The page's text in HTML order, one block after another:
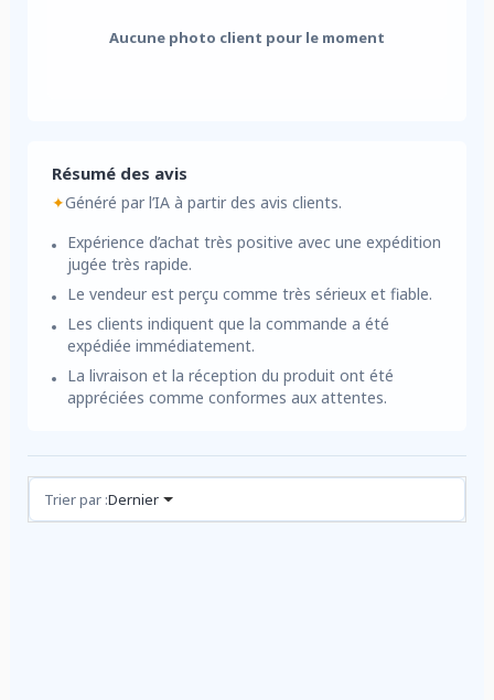
Aucune photo client pour le moment
Résumé des avis
✦Généré par l’IA à partir des avis clients.
Expérience d’achat très positive avec une expédition
jugée très rapide.
Le vendeur est perçu comme très sérieux et fiable.
Les clients indiquent que la commande a été
expédiée immédiatement.
La livraison et la réception du produit ont été
appréciées comme conformes aux attentes.
Avis (2)
Trier par :Dernier